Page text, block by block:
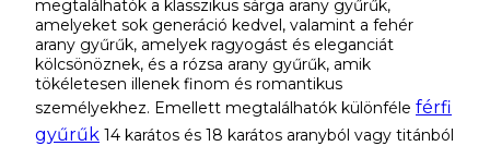
megtalálhatók a klasszikus sárga arany gyűrűk,
amelyeket sok generáció kedvel, valamint a fehér
arany gyűrűk, amelyek ragyogást és eleganciát
kölcsönöznek, és a rózsa arany gyűrűk, amik
tökéletesen illenek finom és romantikus
személyekhez. Emellett megtalálhatók különféle férfi
gyűrűk 14 karátos és 18 karátos aranyból vagy titánból